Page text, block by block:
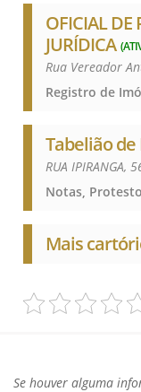
OFICIAL DE
JURÍDICA
Rua Vereador
Tabelião
RUA IPIRANGA,
Notas,
Mais
Se houver alguma